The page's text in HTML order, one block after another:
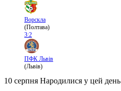
Ворскла
(Полтава)
3:2
ПФК Львів
(Львів)
10 серпня Народилися у цей день